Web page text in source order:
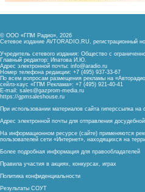
© ООО «ГПМ Радио», 2026
Сетевое издание AVTORADIO.RU, регистрационный
Учредитель сетевого издания: Общество с
Главный редактор: Ипатова И.Ю.
Адрес электронной почты: info@aradio.ru
Номер телефона редакции: +7 (495) 937-33-67
По всем вопросам размещения рекламы на
сейлз-хаус «ГПМ Реклама»: +7 (495) 921-40-41
E-mail: sales@gazprom-media.ru
https://gpmsaleshouse.ru
При использовании материалов сайта гиперссылка на
Адрес электронной почты для отправления
На информационном ресурсе (сайте) применяются
пользователей сети «Интернет», находящихся на
Более подробная информация для правообладателей
Правила участия в акциях, конкурсах, играх
Политика конфиденциальности
Результаты СОУТ